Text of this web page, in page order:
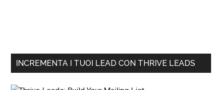
INCREMENTA I TUOI LEAD CON THRIVE LEADS